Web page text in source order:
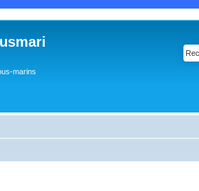
marins